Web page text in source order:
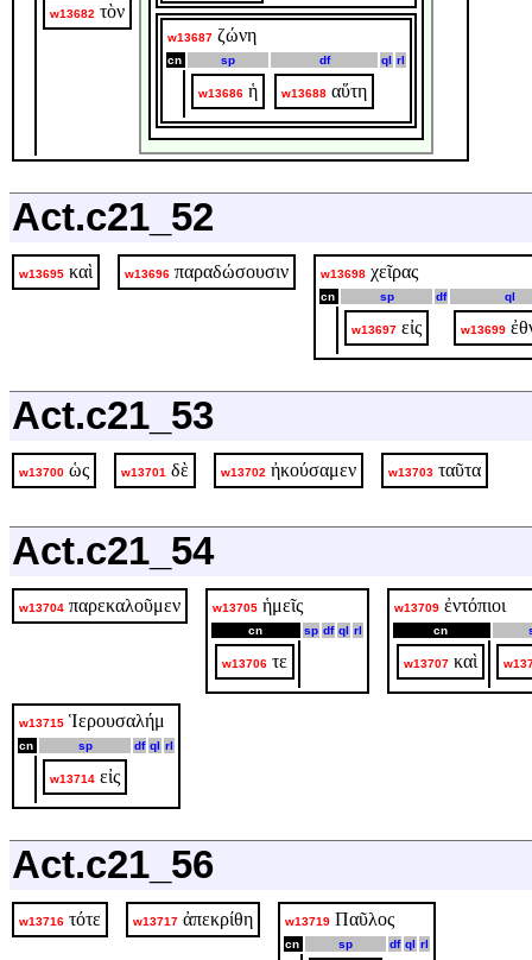
w13682 τὸν
w13687 ζώνη
cn sp df ql rl
w13686 ἡ w13688 αὕτη
Act.c21_52
w13695 καὶ w13696 παραδώσουσιν w13698 χεῖρας
cn sp df ql
w13697 εἰς w13699
Act.c21_53
w13700 ὡς w13701 δὲ w13702 ἠκούσαμεν w13703 ταῦτα
Act.c21_54
w13704 παρεκαλοῦμεν w13705 ἡμεῖς
cn sp df ql rl
w13706 τε
w13709 ἐντόπιοι
cn
w13707 καὶ
w13715 Ἱερουσαλήμ
cn sp df ql rl
w13714 εἰς
Act.c21_56
w13716 τότε w13717 ἀπεκρίθη w13719 Παῦλος
cn sp df ql rl